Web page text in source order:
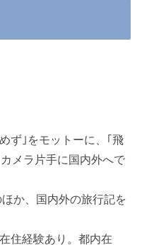
ず｣をモットーに、｢飛
メラ片手に国内外へで
か、国内外の旅行記を
住経験あり。都内在